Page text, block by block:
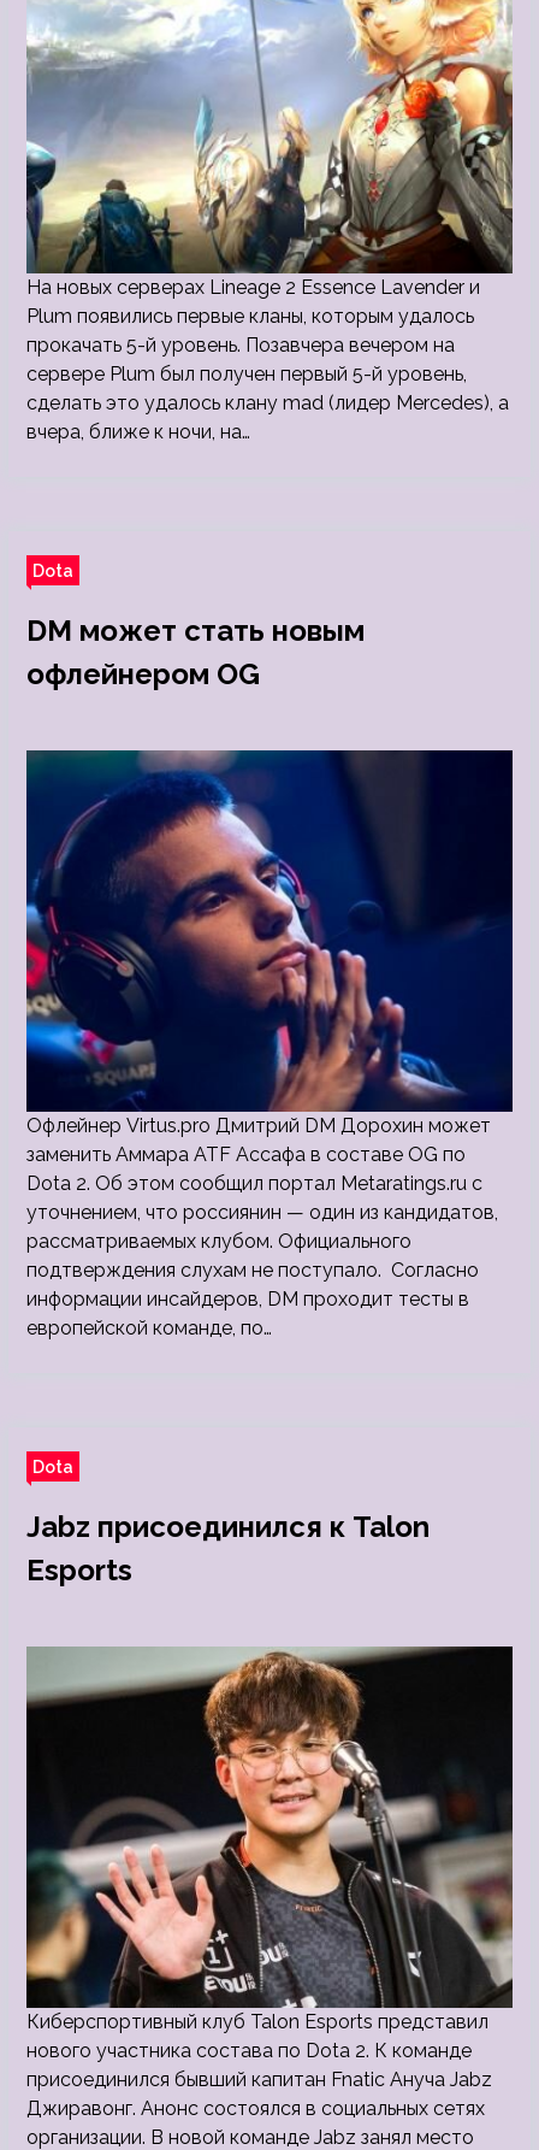
На новых серверах Lineage 2 Essence Lavender и
Plum появились первые кланы, которым удалось
прокачать 5-й уровень. Позавчера вечером на
сервере Plum был получен первый 5-й уровень,
сделать это удалось клану mad (лидер Mercedes), а
вчера, ближе к ночи, на…
Dota
DM может стать новым
офлейнером OG
Офлейнер Virtus.pro Дмитрий DM Дорохин может
заменить Аммара ATF Ассафа в составе OG по
Dota 2. Об этом сообщил портал Metaratings.ru с
уточнением, что россиянин — один из кандидатов,
рассматриваемых клубом. Официального
подтверждения слухам не поступало. Согласно
информации инсайдеров, DM проходит тесты в
европейской команде, по…
Dota
Jabz присоединился к Talon
Esports
Киберспортивный клуб Talon Esports представил
нового участника состава по Dota 2. К команде
присоединился бывший капитан Fnatic Ануча Jabz
Джиравонг. Анонс состоялся в социальных сетях
организации. В новой команде Jabz занял место